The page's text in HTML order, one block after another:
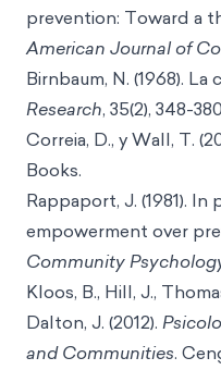
prevention: Toward a
American Journal of
Birnbaum, N. (1968).
Research, 35(2), 348-
Correia, D., y Wall, T.
Books.
Rappaport, J. (1981).
empowerment over
Community
Kloos, B., Hill, J.,
Dalton, J. (2012).
and Communities.